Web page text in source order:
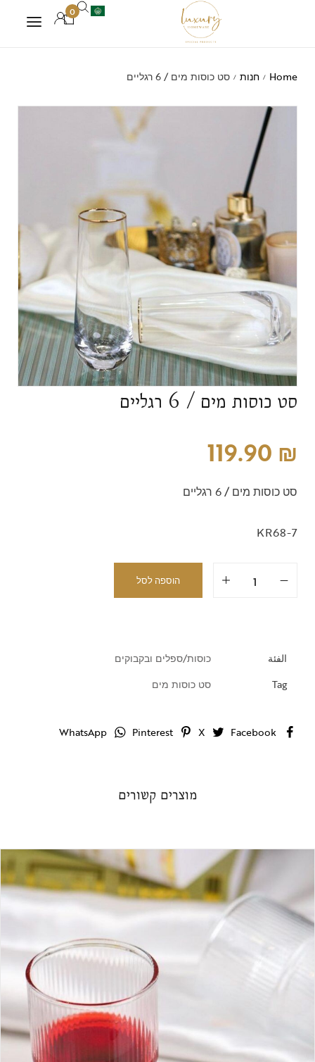
0
Home
/ חנות / סט כוסות מים / 6 רגליים
סט כוסות מים / 6 רגליים
119.90 ₪
סט כוסות מים / 6 רגליים
KR68-7
הוספה לסל
الفئة
כוסות/ספלים ובקבוקים
Tag
סט כוסות מים
Facebook
X
Pinterest
WhatsApp
מוצרים קשורים